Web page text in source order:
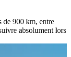
de 900 km, entre
absolument lors